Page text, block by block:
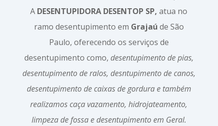
A DESENTUPIDORA DESENTOP SP,atua no
ramo desentupimento em Grajaú de São
Paulo, oferecendo os serviços de
desentupimento como, desentupimento de pias,
desentupimento de ralos, desntupimento de canos,
desentupimento de caixas de gordura e também
realizamos caça vazamento, hidrojateamento,
limpeza de fossa e desentupimento em Geral.